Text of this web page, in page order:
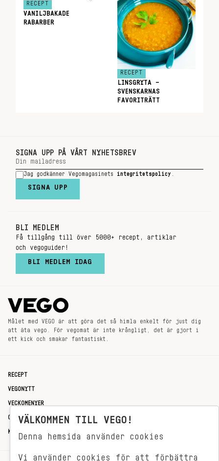
RECEPT
VANILJBAKADE
RABARBER
RECEPT
LINSGRYTA –
SVENSKARNAS
FAVORITRÄTT
SIGNA UPP PÅ VÅRT NYHETSBREV
Jag godkänner Vegomagasinets integritetspolicy
SIGNA UPP
BLI MEDLEM
Få tillgång till över 5000+ recept, artiklar
och vegoguider!
BLI MEDLEM IDAG
Målet med VEGO är att göra det så himla enkelt för just dig
att äta vego. För vegomat är inte krångligt, det är gjort i
ett kick och smakar fantastiskt.
RECEPT
VEGONYTT
VECKOMENYER
OM OSS
KONTAKT
VÄLKOMMEN TILL VEGO!
Denna hemsida använder cookies
Vi använder cookies för att förbättra